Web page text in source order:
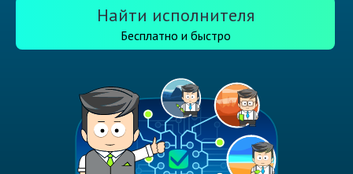
Найти исполнителя
Бесплатно и быстро